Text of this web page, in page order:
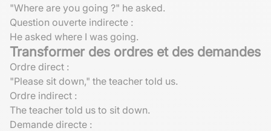
"Where are you going ?" he asked.
Question ouverte indirecte :
He asked where I was going.
Transformer des ordres et des demandes
Ordre direct :
"Please sit down," the teacher told us.
Ordre indirect :
The teacher told us to sit down.
Demande directe :